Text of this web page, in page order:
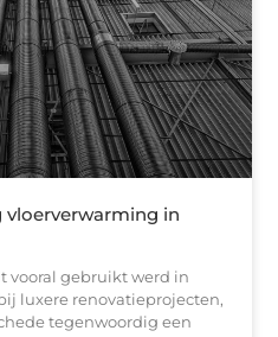
vloerverwarming in
vooral gebruikt werd in
luxere renovatieprojecten,
tegenwoordig een